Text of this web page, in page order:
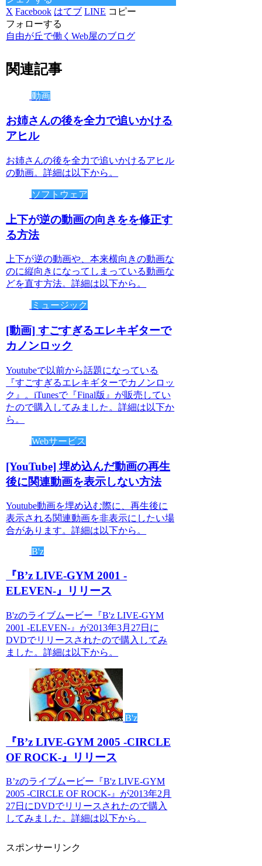
X Facebook はてブ LINE コピー
フォローする
自由が丘で働くWeb屋のブログ
関連記事
動画
お姉さんの後を全力で追いかける
アヒル
お姉さんの後を全力で追いかけるアヒル
の動画。詳細は以下から。
ソフトウェア
上下が逆の動画の向きをを修正す
る方法
上下が逆の動画や、本来横向きの動画な
のに縦向きになってしまっている動画な
どを直す方法。詳細は以下から。
ミュージック
[動画] すごすぎるエレキギターで
カノンロック
Youtubeで以前から話題になっている
『すごすぎるエレキギターでカノンロッ
ク』。iTunesで『Final版』が販売してい
たので購入してみました。詳細は以下か
ら。
Webサービス
[YouTube] 埋め込んだ動画の再生
後に関連動画を表示しない方法
Youtube動画を埋め込む際に、再生後に
表示される関連動画を非表示にしたい場
合があります。詳細は以下から。
B'z
『B’z LIVE-GYM 2001 -
ELEVEN-』リリース
B'zのライブムービー『B'z LIVE-GYM
2001 -ELEVEN-』が2013年3月27日に
DVDでリリースされたので購入してみ
ました。詳細は以下から。
B'z
『B’z LIVE-GYM 2005 -CIRCLE
OF ROCK-』リリース
B’zのライブムービー『B'z LIVE-GYM
2005 -CIRCLE OF ROCK-』が2013年2月
27日にDVDでリリースされたので購入
してみました。詳細は以下から。
スポンサーリンク